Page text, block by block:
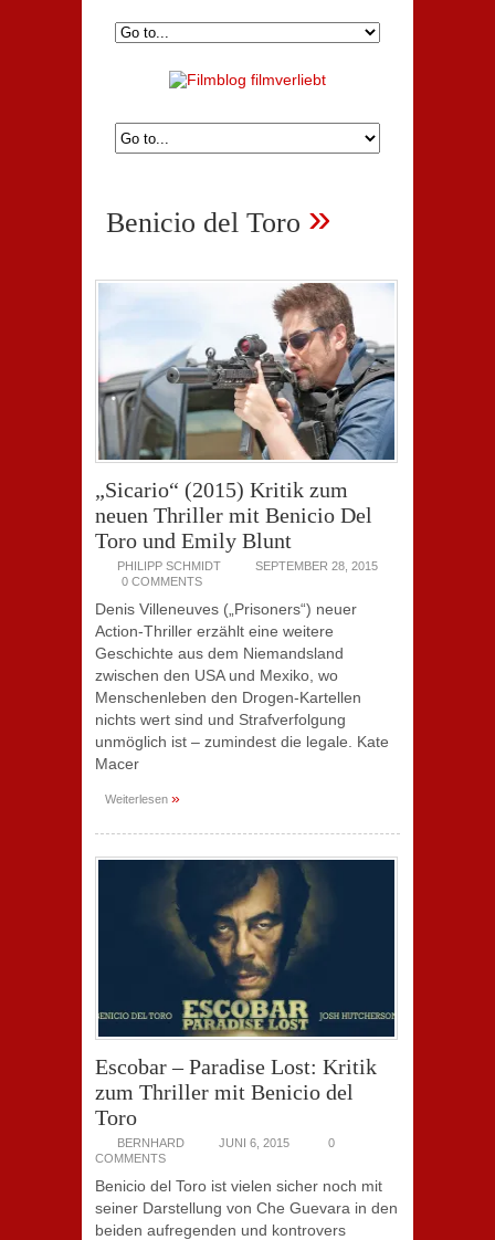
Benicio del Toro »
„Sicario“ (2015) Kritik zum
neuen Thriller mit Benicio Del
Toro und Emily Blunt
PHILIPP SCHMIDT
SEPTEMBER 28, 2015
0 COMMENTS
Denis Villeneuves („Prisoners“) neuer
Action-Thriller erzählt eine weitere
Geschichte aus dem Niemandsland
zwischen den USA und Mexiko, wo
Menschenleben den Drogen-Kartellen
nichts wert sind und Strafverfolgung
unmöglich ist – zumindest die legale. Kate
Macer
Weiterlesen »
Escobar – Paradise Lost: Kritik
zum Thriller mit Benicio del
Toro
BERNHARD JUNI 6, 2015
0
COMMENTS
Benicio del Toro ist vielen sicher noch mit
seiner Darstellung von Che Guevara in den
beiden aufregenden und kontrovers